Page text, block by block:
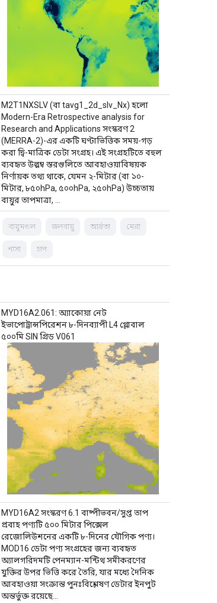
M2T1NXSLV (বা tavg1_2d_slv_Nx) হলো
Modern-Era Retrospective analysis for
Research and Applications সংস্করণ 2
(MERRA-2)-এর একটি ঘণ্টাভিত্তিক সময়-গড়
করা দ্বি-মাত্রিক ডেটা সংগ্রহ। এই সংগ্রহটিতে বহুল
ব্যবহৃত উল্লম্ব স্তরগুলিতে আবহাওয়াবিষয়ক
নির্ণায়ক তথ্য থাকে, যেমন ২-মিটার (বা ১০-
মিটার, ৮৫০hPa, ৫০০hPa, ২৫০hPa) উচ্চতায়
বায়ুর তাপমাত্রা, …
বায়ুমণ্ডল জলবায়ু আর্দ্রতা মেরা
নাসা চাপ
MYD16A2.061: অ্যাকোয়া নেট
ইভাপোট্রান্সপিরেশন ৮-দিনব্যাপী L4 গ্লোবাল
৫০০মি SIN গ্রিড V061
MYD16A2 সংস্করণ 6.1 বাষ্পীভবন/সুপ্ত তাপ
প্রবাহ পণ্যটি ৫০০ মিটার পিক্সেল
রেজোলিউশনের একটি ৮-দিনের যৌগিক পণ্য।
MOD16 ডেটা পণ্য সংগ্রহের জন্য ব্যবহৃত
অ্যালগরিদমটি পেনম্যান-মন্টিথ সমীকরণের
যুক্তির উপর ভিত্তি করে তৈরি, যার মধ্যে দৈনিক
আবহাওয়া সংক্রান্ত পুনঃবিশ্লেষণ ডেটার ইনপুট
অন্তর্ভুক্ত রয়েছে…